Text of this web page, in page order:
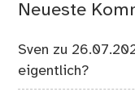
Neueste
Sven zu
eigentlich?